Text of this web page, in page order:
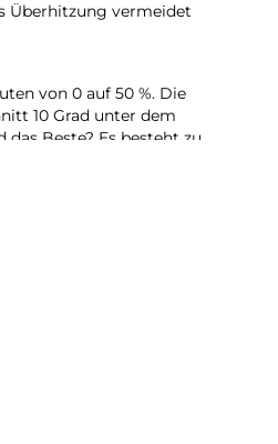
Überhitzung vermeidet
von 0 auf 50 %. Die
10 Grad unter dem
Beste? Es besteht zu